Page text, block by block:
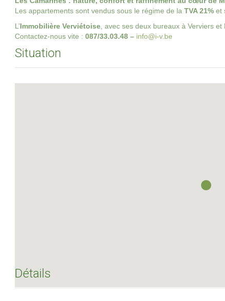
Les appartements sont vendus sous le régime de la TVA 21% et
L’Immobilière Verviétoise , avec ses deux bureaux à Verviers
Contactez-nous vite : 087/33.03.48 – info@i-v.be
Situation
Détails